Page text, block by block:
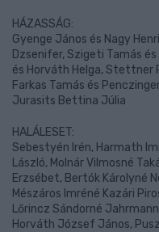
HÁZASSÁG:
Gyenge János és Nagy
Dzsenifer, Szigeti Tamás
és Horváth Helga, Stettner
Farkas Tamás és
Jurasits Bettina Júlia
HALÁLESET:
Sebestyén Irén, Harmath
László, Molnár Vilmosné
Erzsébet, Bertók Károlyné
Mészáros Imréné Kazári
Lőrincz Sándorné
Horváth József János,